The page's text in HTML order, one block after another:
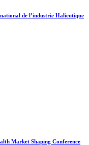
de l’industrie Halieutique
Market Shaping Conference